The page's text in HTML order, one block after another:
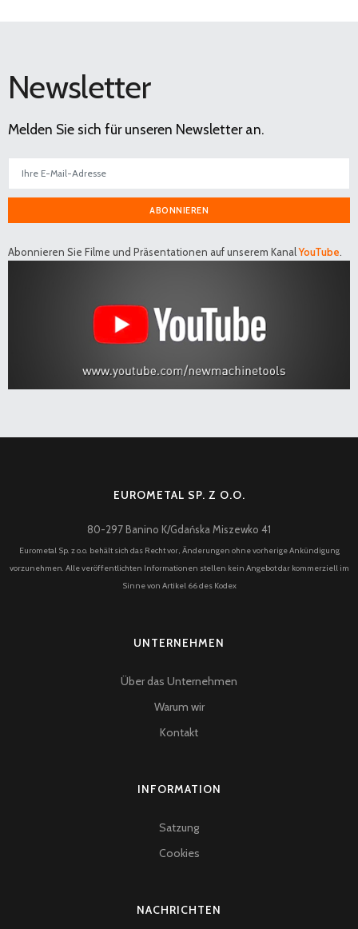
Newsletter
Melden Sie sich für unseren Newsletter an.
ABONNIEREN
Abonnieren Sie Filme und Präsentationen auf unserem KanalYouTube
EUROMETAL SP. Z O.O.
80-297 Banino K/Gdańska Miszewko 41
Eurometal Sp. z o.o. behält sich das Recht vor, Änderungen ohne vorherige Ankündigung
vorzunehmen. Alle veröffentlichten Informationen stellen kein Angebot dar kommerziell im
Sinne von Artikel 66 des Kodex
UNTERNEHMEN
Über das Unternehmen
Warum wir
Kontakt
INFORMATION
Satzung
Cookies
NACHRICHTEN